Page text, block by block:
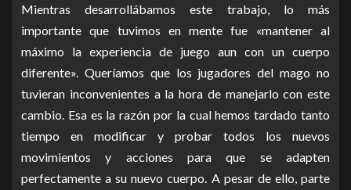
Mientras desarrollábamos este trabajo, lo más
importante que tuvimos en mente fue «mantener al
máximo la experiencia de juego aun con un cuerpo
diferente». Queríamos que los jugadores del mago no
tuvieran inconvenientes a la hora de manejarlo con este
cambio. Esa es la razón por la cual hemos tardado tanto
tiempo en modificar y probar todos los nuevos
movimientos y acciones para que se adapten
perfectamente a su nuevo cuerpo. A pesar de ello, parte